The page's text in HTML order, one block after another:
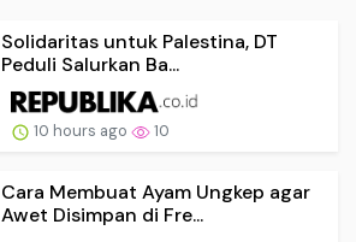
Solidaritas untuk Palestina, DT
Peduli Salurkan Ba...
10 hours ago 10
Cara Membuat Ayam Ungkep agar
Awet Disimpan di Fre...